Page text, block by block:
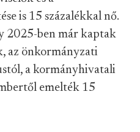
is 15 százalékkal nő.
2025-ben már kaptak
az önkormányzati
a kormányhivatali
emelték 15